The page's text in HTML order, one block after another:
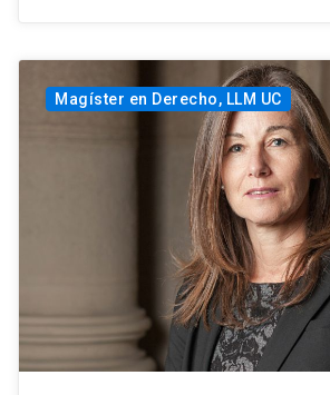
Magíster en Derecho, LLM UC